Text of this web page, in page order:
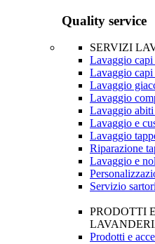
Quality service
SERVIZI
Lavaggio
Lavaggio
Lavaggio
Lavaggio
Lavaggio abiti
Lavaggio e
Lavaggio
Riparazione
Lavaggio e
Servizio
PRODOTTI
Prodotti e